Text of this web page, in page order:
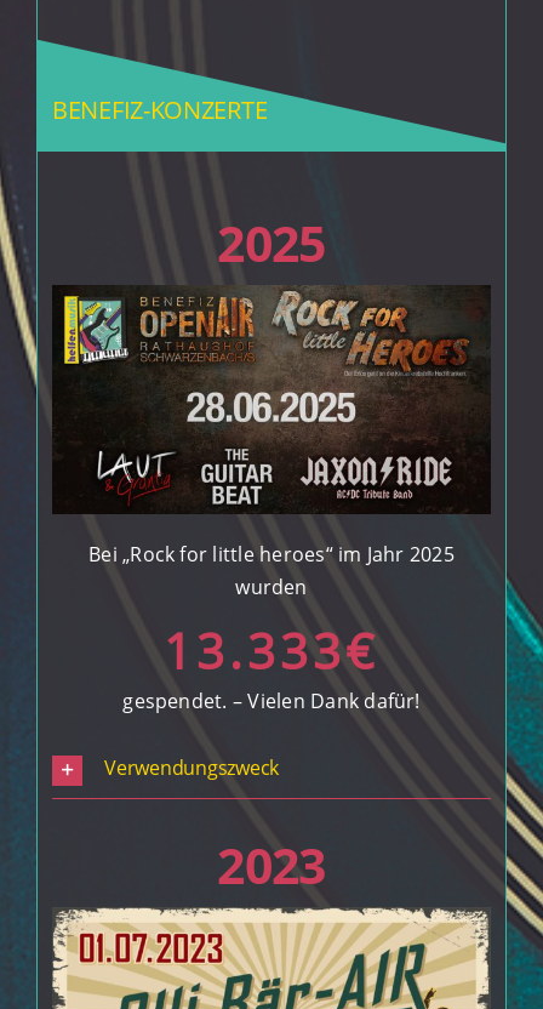
BENEFIZ-KONZERTE
2025
Bei „Rock for little heroes“ im Jahr 2025
wurden
13.333€
gespendet. – Vielen Dank dafür!
Verwendungszweck
2023